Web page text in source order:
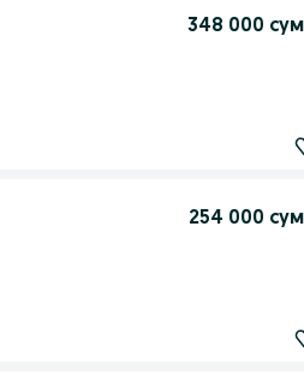
348 000 сум
254 000 сум